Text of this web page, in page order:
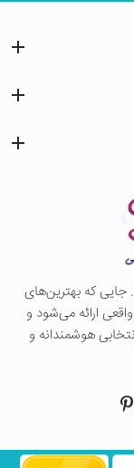
جایی که بهترین‌های
ارائه می‌شود و
هوشمندانه و